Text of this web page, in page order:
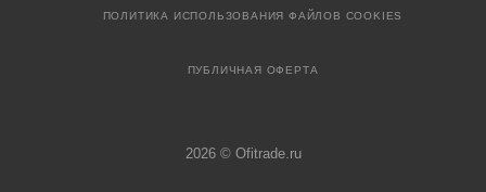
ПОЛИТИКА ИСПОЛЬЗОВАНИЯ ФАЙЛОВ COOKIES
ПУБЛИЧНАЯ ОФЕРТА
2026 © Ofitrade.ru